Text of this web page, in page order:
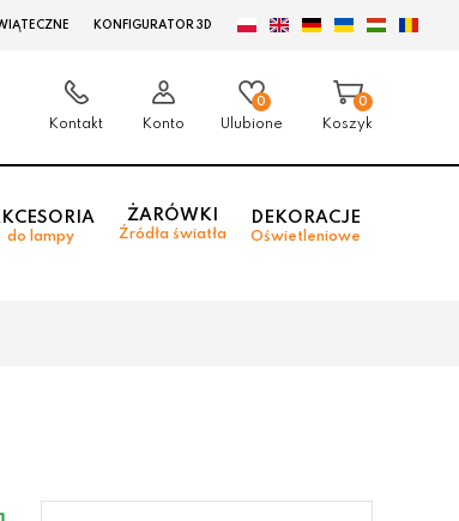
KONFIGURATOR 3D
Kontakt Konto
0
Ulubione
0
Koszyk
do lampy
ŻARÓWKI
Źródła światła
DEKORACJE
Oświetleniowe